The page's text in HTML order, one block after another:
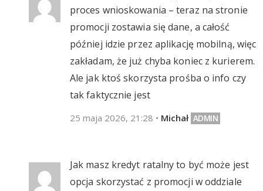
proces wnioskowania – teraz na stronie
promocji zostawia się dane, a całość
później idzie przez aplikację mobilną, więc
zakładam, że już chyba koniec z kurierem.
Ale jak ktoś skorzysta prośba o info czy
tak faktycznie jest
25 maja 2026, 21:28 • Michał
Jak masz kredyt ratalny to być może jest
opcja skorzystać z promocji w oddziale